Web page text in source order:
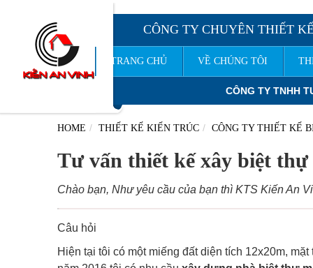
CÔNG TY CHUYÊN THIẾT
TRANG CHỦ VỀ CHÚNG TÔI
CÔNG TY TNHH TƯ VẤN THIẾT KẾ XÂY DỰNGKIẾN
HOME THIẾT KẾ KIẾN TRÚC CÔNG TY THIẾT KẾ
Tư vấn thiết kế xây biệt
Chào bạn, Như yêu cầu của bạn thì KTS Kiến An
Câu hỏi
Hiện tại tôi có một miếng đất diện tích 12x20m,